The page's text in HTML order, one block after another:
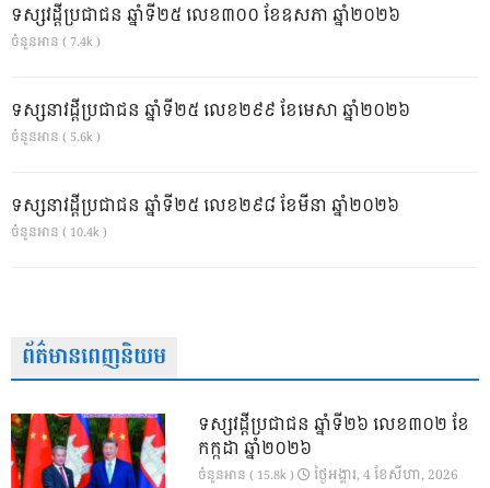
ទស្សវដ្តីប្រជាជន ឆ្នាំទី២៥ លេខ៣០០ ខែឧសភា ឆ្នាំ២០២៦
ចំនួនអាន ( 7.4k )
ទស្សនាវដ្ដីប្រជាជន ឆ្នាំទី២៥ លេខ២៩៩ ខែមេសា ឆ្នាំ២០២៦
ចំនួនអាន ( 5.6k )
ទស្សនាវដ្ដីប្រជាជន ឆ្នាំទី២៥ លេខ២៩៨ ខែមីនា ឆ្នាំ២០២៦
ចំនួនអាន ( 10.4k )
ព័ត៌មានពេញនិយម
ទស្សវដ្តីប្រជាជន ឆ្នាំទី២៦ លេខ៣០២ ខែ
កក្កដា ឆ្នាំ២០២៦
ចំនួនអាន ( 15.8k ) ថ្ងៃ​អង្គារ, 4 ខែ​សីហា, 2026